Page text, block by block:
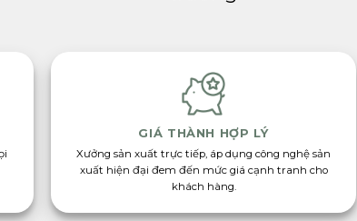
GIÁ THÀNH HỢP LÝ
Xưởng sản xuất trực tiếp, áp dụng công nghệ sản
xuất hiện đại đem đến mức giá cạnh tranh cho
khách hàng.